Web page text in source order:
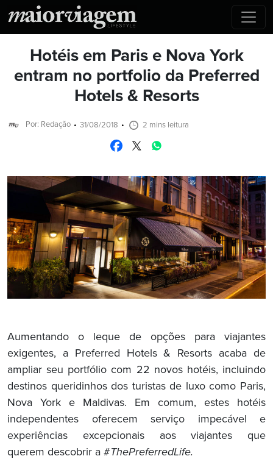
Hotéis em Paris e Nova York
entram no portfolio da Preferred
Hotels & Resorts
Por: Redação 31/08/2018 2 mins leitura
Aumentando o leque de opções para viajantes
exigentes, a Preferred Hotels & Resorts acaba de
ampliar seu portfólio com 22 novos hotéis, incluindo
destinos queridinhos dos turistas de luxo como Paris,
Nova York e Maldivas. Em comum, estes hotéis
independentes oferecem serviço impecável e
experiências excepcionais aos viajantes que
querem descobrir a #ThePreferredLife.